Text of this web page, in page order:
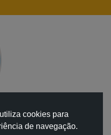
cookies para
de navegação.